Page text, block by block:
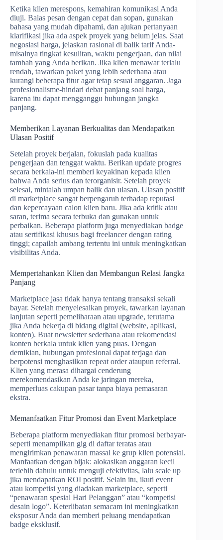
Ketika klien merespons, kemahiran komunikasi Anda
diuji. Balas pesan dengan cepat dan sopan, gunakan
bahasa yang mudah dipahami, dan ajukan pertanyaan
klarifikasi jika ada aspek proyek yang belum jelas. Saat
negosiasi harga, jelaskan rasional di balik tarif Anda-
misalnya tingkat kesulitan, waktu pengerjaan, dan nilai
tambah yang Anda berikan. Jika klien menawar terlalu
rendah, tawarkan paket yang lebih sederhana atau
kurangi beberapa fitur agar tetap sesuai anggaran. Jaga
profesionalisme-hindari debat panjang soal harga,
karena itu dapat mengganggu hubungan jangka
panjang.
Memberikan Layanan Berkualitas dan Mendapatkan
Ulasan Positif
Setelah proyek berjalan, fokuslah pada kualitas
pengerjaan dan tenggat waktu. Berikan update progres
secara berkala-ini memberi keyakinan kepada klien
bahwa Anda serius dan terorganisir. Setelah proyek
selesai, mintalah umpan balik dan ulasan. Ulasan positif
di marketplace sangat berpengaruh terhadap reputasi
dan kepercayaan calon klien baru. Jika ada kritik atau
saran, terima secara terbuka dan gunakan untuk
perbaikan. Beberapa platform juga menyediakan badge
atau sertifikasi khusus bagi freelancer dengan rating
tinggi; capailah ambang tertentu ini untuk meningkatkan
visibilitas Anda.
Mempertahankan Klien dan Membangun Relasi Jangka
Panjang
Marketplace jasa tidak hanya tentang transaksi sekali
bayar. Setelah menyelesaikan proyek, tawarkan layanan
lanjutan seperti pemeliharaan atau upgrade, terutama
jika Anda bekerja di bidang digital (website, aplikasi,
konten). Buat newsletter sederhana atau rekomendasi
konten berkala untuk klien yang puas. Dengan
demikian, hubungan profesional dapat terjaga dan
berpotensi menghasilkan repeat order ataupun referral.
Klien yang merasa dihargai cenderung
merekomendasikan Anda ke jaringan mereka,
memperluas cakupan pasar tanpa biaya pemasaran
ekstra.
Memanfaatkan Fitur Promosi dan Event Marketplace
Beberapa platform menyediakan fitur promosi berbayar-
seperti menampilkan gig di daftar teratas atau
mengirimkan penawaran massal ke grup klien potensial.
Manfaatkan dengan bijak: alokasikan anggaran kecil
terlebih dahulu untuk menguji efektivitas, lalu scale up
jika mendapatkan ROI positif. Selain itu, ikuti event
atau kompetisi yang diadakan marketplace, seperti
“penawaran spesial Hari Pelanggan” atau “kompetisi
desain logo”. Keterlibatan semacam ini meningkatkan
eksposur Anda dan memberi peluang mendapatkan
badge eksklusif.